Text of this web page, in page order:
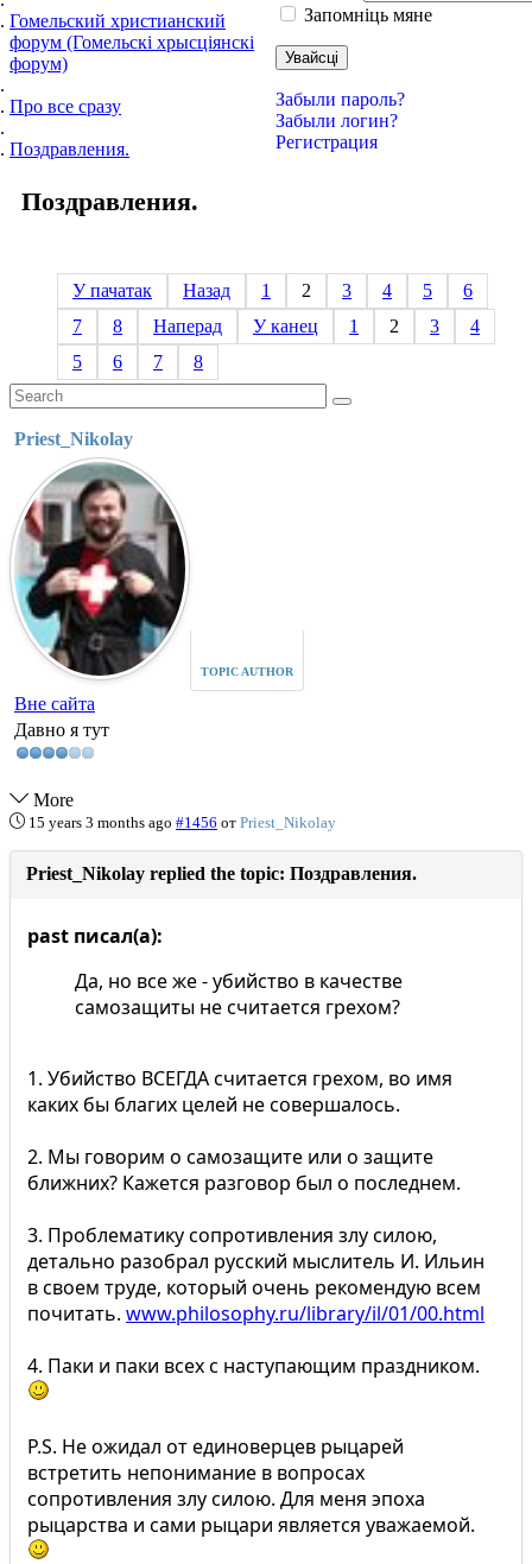
Запомніць мяне
Увайсці
Забыли пароль?
Забыли логин?
Регистрация
Гомельский христианский
форум (Гомельскі хрысціянскі
форум)
Про все сразу
Поздравления.
Поздравления.
У пачатак Назад 1 2 3 4 5
6
7
8 Наперад У канец 1 2 3
4
5
6 7 8
Priest_Nikolay
TOPIC AUTHOR
Вне сайта
Давно я тут
More
15 years 3 months ago #1456 от Priest_Nikolay
Priest_Nikolay replied the topic: Поздравления.
past писал(а):
Да, но все же - убийство в качестве
самозащиты не считается грехом?
1. Убийство ВСЕГДА считается грехом, во имя
каких бы благих целей не совершалось.
2. Мы говорим о самозащите или о защите
ближних? Кажется разговор был о последнем.
3. Проблематику сопротивления злу силою,
детально разобрал русский мыслитель И. Ильин
в своем труде, который очень рекомендую всем
почитать. www.philosophy.ru/library/il/01/00.html
4. Паки и паки всех с наступающим праздником.
P.S. Не ожидал от единоверцев рыцарей
встретить непонимание в вопросах
сопротивления злу силою. Для меня эпоха
рыцарства и сами рыцари является уважаемой.